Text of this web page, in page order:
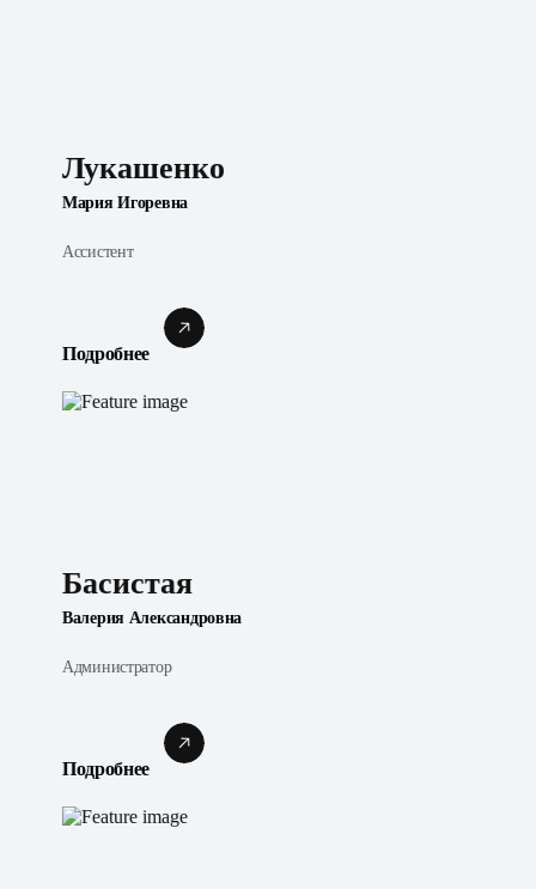
Лукашенко
Мария Игоревна
Ассистент
Подробнее
Басистая
Валерия Александровна
Администратор
Подробнее